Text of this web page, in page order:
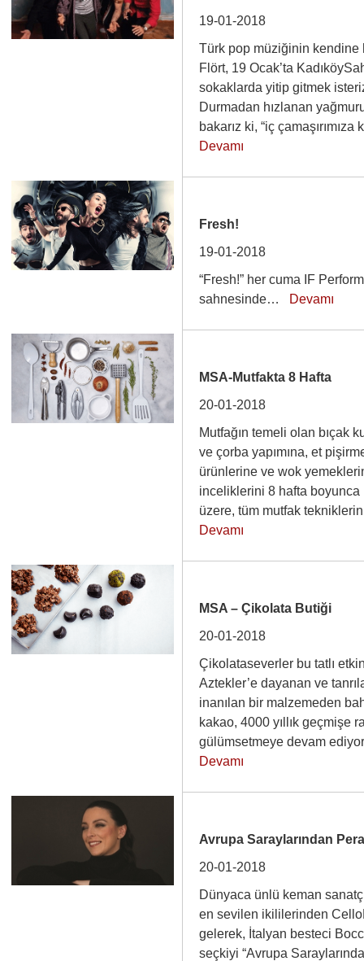
19-01-2018
Türk pop müziğinin
Flört, 19 Ocak’ta
sokaklarda yitip gitmek
Durmadan hızlanan
bakarız ki, “iç
Devamı
Fresh!
19-01-2018
“Fresh!” her cuma IF
sahnesinde… Devamı
MSA-Mutfakta 8 Hafta
20-01-2018
Mutfağın temeli olan bıçak
ve çorba yapımına, et
ürünlerine ve wok
inceliklerini 8 hafta boyunca
üzere, tüm mutfak
Devamı
MSA – Çikolata Butiği
20-01-2018
Çikolataseverler bu tatlı
Aztekler’e dayanan ve
inanılan bir malzemeden
kakao, 4000 yıllık geçmişe
gülümsetmeye devam
Devamı
Avrupa Saraylarından
20-01-2018
Dünyaca ünlü keman
en sevilen ikililerinden
gelerek, İtalyan besteci
seçkiyi “Avrupa